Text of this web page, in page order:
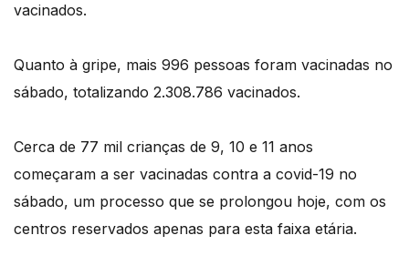
vacinados.
Quanto à gripe, mais 996 pessoas foram vacinadas no
sábado, totalizando 2.308.786 vacinados.
Cerca de 77 mil crianças de 9, 10 e 11 anos
começaram a ser vacinadas contra a covid-19 no
sábado, um processo que se prolongou hoje, com os
centros reservados apenas para esta faixa etária.